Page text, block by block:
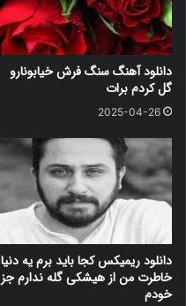
دانلود آهنگ سنگ فرش خیابونارو
گل کردم برات
2025-04-26
دانلود ریمیکس کجا باید برم یه دنیا
خاطرت من از هیشکی گله ندارم جز
خودم